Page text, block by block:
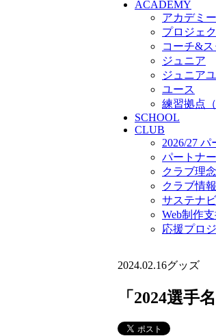
応援プロジ
ACADEMY
アカデミ
プロジェ
コーチ&ス
ジュニア
ジュニア
ユース
練習拠点
SCHOOL
CLUB
2026/27
パートナ
クラブ理念
クラブ情報
サステナ
Web制作
応援プロ
2024.02.16グッズ
「2024選手